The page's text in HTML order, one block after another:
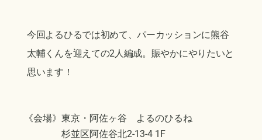
今回よるひるでは初めて、パーカッションに熊谷
太輔くんを迎えての2人編成。賑やかにやりたいと
思います！
《会場》東京・阿佐ヶ谷 よるのひるね
杉並区阿佐谷北2-13-4 1F